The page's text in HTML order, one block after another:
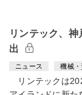
リンテック、
出
ニュース 機械
リンテックは